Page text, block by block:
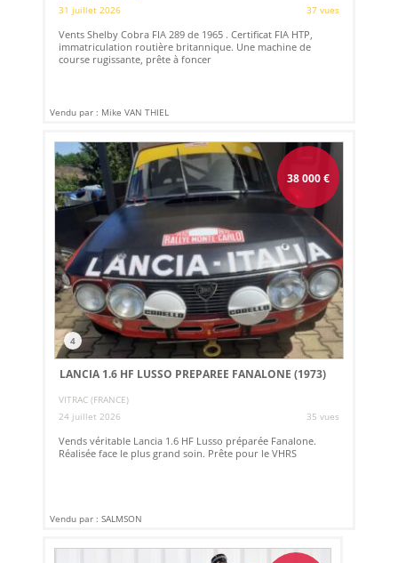
31 juillet 2026
37 vues
Vents Shelby Cobra FIA 289 de 1965 . Certificat FIA HTP,
immatriculation routière britannique. Une machine de
course rugissante, prête à foncer
Vendu par : Mike VAN THIEL
38 000€
4
LANCIA 1.6 HF LUSSO PREPAREE FANALONE (1973)
VITRAC (FRANCE)
24 juillet 2026
35 vues
Vends véritable Lancia 1.6 HF Lusso préparée Fanalone.
Réalisée face le plus grand soin. Prête pour le VHRS
Vendu par : SALMSON